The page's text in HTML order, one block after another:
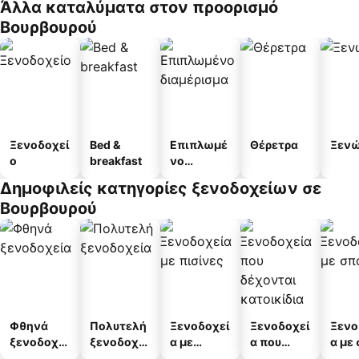
Άλλα καταλύματα στον προορισμό
Βουρβουρού
Ξενοδοχεί
ο
Bed &
breakfast
Επιπλωμέ
νο
α
Θέρετρα
Δημοφιλείς κατηγορίες ξενοδοχείων σε
Βουρβουρού
Φθηνά
ξενοδοχεί
Πολυτελή
ξενοδοχεί
Ξενοδοχεί
α με
Ξενοδοχεί
α που
α με